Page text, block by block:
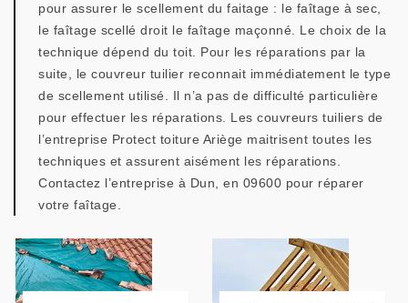
pour assurer le scellement du faitage : le faîtage à sec,
le faîtage scellé droit le faîtage maçonné. Le choix de la
technique dépend du toit. Pour les réparations par la
suite, le couvreur tuilier reconnait immédiatement le type
de scellement utilisé. Il n’a pas de difficulté particulière
pour effectuer les réparations. Les couvreurs tuiliers de
l’entreprise Protect toiture Ariège maitrisent toutes les
techniques et assurent aisément les réparations.
Contactez l’entreprise à Dun, en 09600 pour réparer
votre faîtage.